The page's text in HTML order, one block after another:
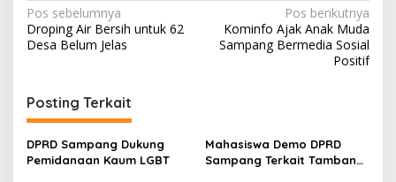
Navigasi
pos
Pos sebelumnya
Droping Air Bersih untuk 62
Desa Belum Jelas
Pos berikutnya
Kominfo Ajak Anak Muda
Sampang Bermedia Sosial
Positif
Posting Terkait
DPRD Sampang Dukung
Pemidanaan Kaum LGBT
Mahasiswa Demo DPRD
Sampang Terkait Tambang